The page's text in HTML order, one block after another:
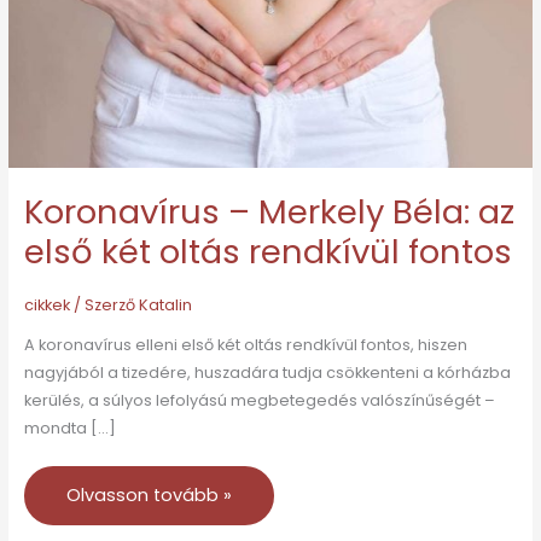
Koronavírus – Merkely Béla: az
első két oltás rendkívül fontos
cikkek/ SzerzőKatalin
A koronavírus elleni első két oltás rendkívül fontos, hiszen
nagyjából a tizedére, huszadára tudja csökkenteni a kórházba
kerülés, a súlyos lefolyású megbetegedés valószínűségét –
mondta […]
első
oltás
rendkívül
fontos
Olvasson tovább »